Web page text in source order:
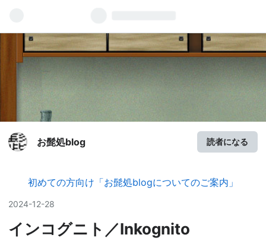
お髭処blog 読者になる
初めての方向け「お髭処blogについてのご案内」
2024-12-28
インコグニト／Inkognito